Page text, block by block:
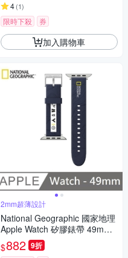
4(1)
限時下殺 券
加入購物車
2mm超薄設計
National Geographic 國家地理
Apple Watch 矽膠錶帶 49mm -
海軍藍
$882 9折